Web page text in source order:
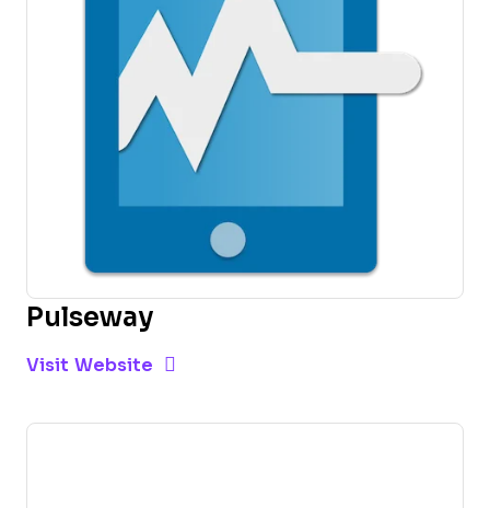
Pulseway
Visit Website Opens New Window